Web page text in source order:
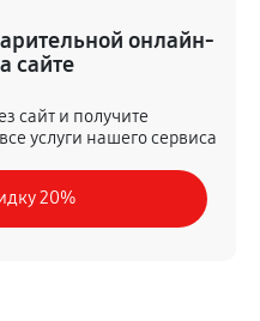
60 минут
60 минут
60 минут
онлайн-
сайте
сайт и получите
услуги нашего сервиса
20%